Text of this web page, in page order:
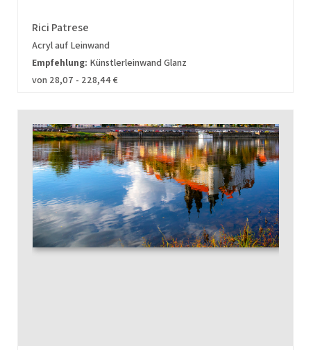
Rici Patrese
Acryl auf Leinwand
Empfehlung: Künstlerleinwand Glanz
von 28,07 - 228,44 €